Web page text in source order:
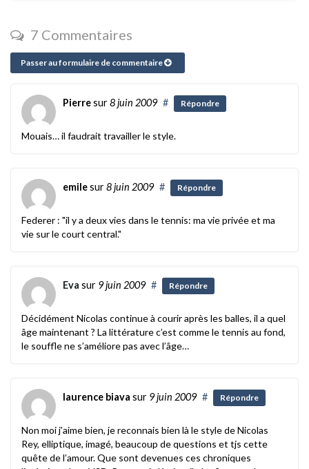
7 Commentaires
Passer au formulaire de commentaire
Pierresur8 juin 2009 # Répondre
Mouais… il faudrait travailler le style.
emilesur8 juin 2009 # Répondre
Federer : "il y a deux vies dans le tennis: ma vie privée et ma
vie sur le court central."
Eva sur 9 juin 2009 # Répondre
Décidément Nicolas continue à courir après les balles, il a quel
âge maintenant ? La littérature c’est comme le tennis au fond,
le souffle ne s’améliore pas avec l’âge…
laurence biava sur 9 juin 2009 # Répondre
Non moi j’aime bien, je reconnais bien là le style de Nicolas
Rey, elliptique, imagé, beaucoup de questions et tjs cette
quête de l’amour. Que sont devenues ces chroniques